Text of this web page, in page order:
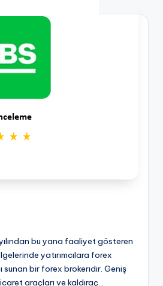
bu yana faaliyet gösteren
yatırımcılara forex
bir forex brokerıdır. Geniş
araçları ve kaldıraç…